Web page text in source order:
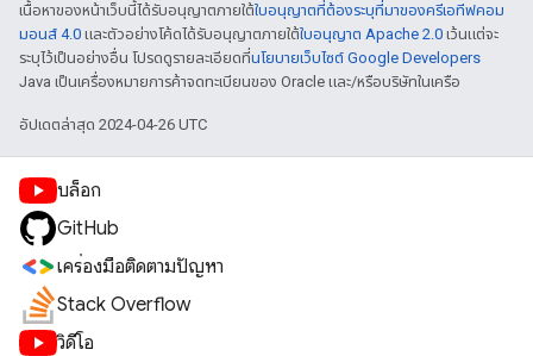
เนื้อหาของหน้าเว็บนี้ได้รับอนุญาตภายใต้ใบอนุญาตที่ต้องระบุที่มาของครีเอทีฟคอม
มอนส์ 4.0 และตัวอย่างโค้ดได้รับอนุญาตภายใต้ใบอนุญาต Apache 2.0 เว้นแต่จะ
ระบุไว้เป็นอย่างอื่น โปรดดูรายละเอียดที่นโยบายเว็บไซต์ Google Developers
Java เป็นเครื่องหมายการค้าจดทะเบียนของ Oracle และ/หรือบริษัทในเครือ
อัปเดตล่าสุด 2024-04-26 UTC
บล็อก
GitHub
เครื่องมือติดตามปัญหา
Stack Overflow
วิดีโอ